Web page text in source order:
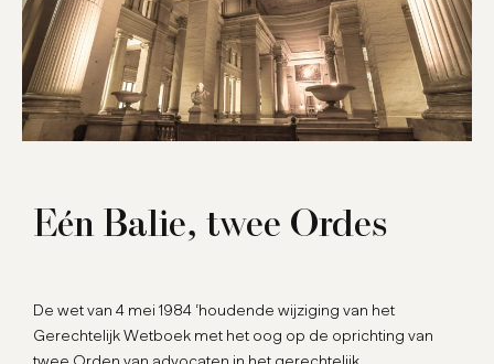
Eén Balie, twee Ordes
De wet van 4 mei 1984 ‘houdende wijziging van het
Gerechtelijk Wetboek met het oog op de oprichting van